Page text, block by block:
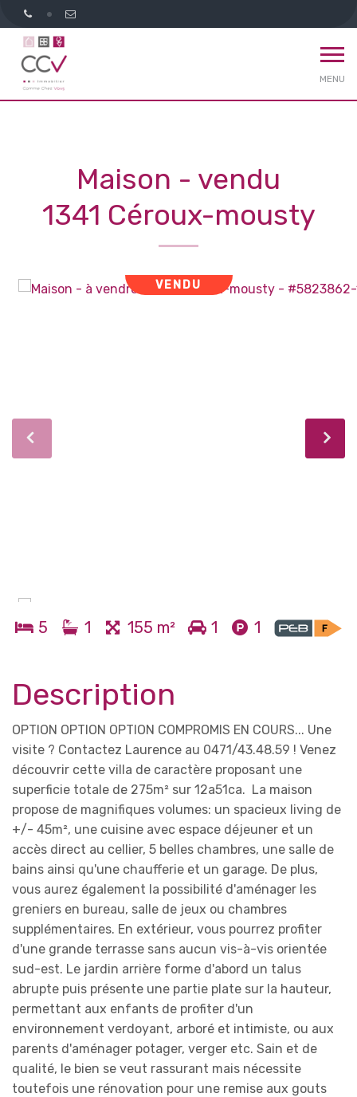
MENU
Maison - vendu
1341 Céroux-mousty
VENDU
5 1 155 m² 1 1
Description
OPTION OPTION OPTION COMPROMIS EN COURS... Une
visite ? Contactez Laurence au 0471/43.48.59 ! Venez
découvrir cette villa de caractère proposant une
superficie totale de 275m² sur 12a51ca. La maison
propose de magnifiques volumes: un spacieux living de
+/- 45m², une cuisine avec espace déjeuner et un
accès direct au cellier, 5 belles chambres, une salle de
bains ainsi qu'une chaufferie et un garage. De plus,
vous aurez également la possibilité d'aménager les
greniers en bureau, salle de jeux ou chambres
supplémentaires. En extérieur, vous pourrez profiter
d'une grande terrasse sans aucun vis-à-vis orientée
sud-est. Le jardin arrière forme d'abord un talus
abrupte puis présente une partie plate sur la hauteur,
permettant aux enfants de profiter d'un
environnement verdoyant, arboré et intimiste, ou aux
parents d'aménager potager, verger etc. Sain et de
qualité, le bien se veut rassurant mais nécessite
toutefois une rénovation pour une remise aux gouts